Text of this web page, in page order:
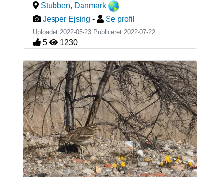
Stubben, Danmark
Jesper Ejsing - Se profil
Uploadet 2022-05-23 Publiceret 2022-07-22
5 1230